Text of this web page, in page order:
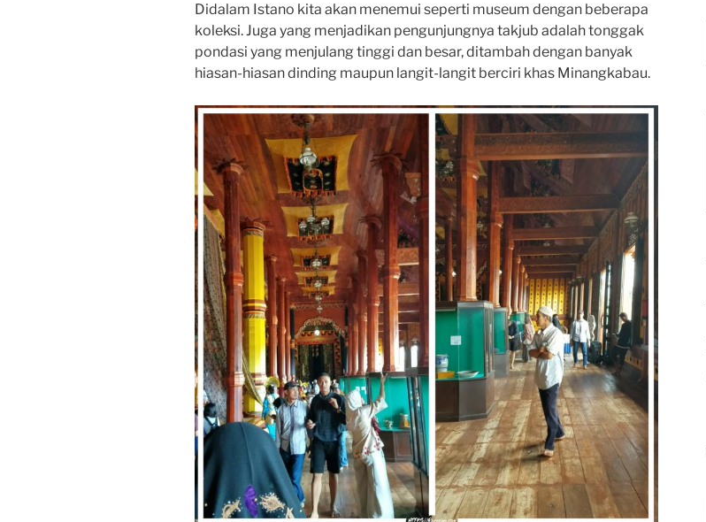
Didalam Istano kita akan menemui seperti museum dengan beberapa
koleksi. Juga yang menjadikan pengunjungnya takjub adalah tonggak
pondasi yang menjulang tinggi dan besar, ditambah dengan banyak
hiasan-hiasan dinding maupun langit-langit berciri khas Minangkabau.